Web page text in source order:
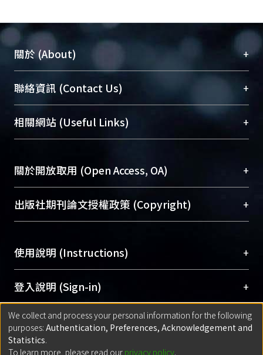
關於 (About) +
臺大位居世界頂尖大學之列，為永久珍藏及向國際
展現本校豐碩的研究成果及學術能量，圖書館整合
機構典藏（NTUR）與學術庫（AH）不同功能平
台，成為臺大學術典藏NTU scholars。期能整合研
成果。
To permanently archive and promote researcher
profiles and scholarly works, Library integrates the
services of “NTU Repository” with “Academic
聯絡資訊 (Contact Us) +
總館學科館員(Main Library)
醫學圖書館學科館員(Medical Library)
Sciences Library)
相關網站 (Useful Links) +
關於開放取用 (Open Access, OA) +
開放取用是從使用者角度提升資訊取用性的社會運
動，應用在學術研究上是透過將研究著作公開供使
用逐年攀升。同時可加速研究發展、提升研究影響
Archive）平台。 （點選深入了解OA）
出版社期刊論文授權政策 (Copyright) +
含部分內容的版權非匯入者所有，或由第三方贊
助與合作完成，請確認該版權所有者及第三方同
意提供此授權。
Please represent that the submission is your
original work, and that you have the right to
grant the rights to upload.
使用說明 (Instructions) +
網站簡介(Quickstart Guide)
使用手冊(Instruction Manual)
線上預約服務(Booking Service)
登入說明 (Sign-in) +
方案一：臺灣大學計算機中心帳號登入
(With C&INC Email Account)
方案二：ORCID帳號登入(With ORCID)
匯入著作 (Submission) +
We collect and process your personal information for the following
purposes: Authentication, Preferences, Acknowledgement and
Statistics.
To learn more, please read our privacy policy.